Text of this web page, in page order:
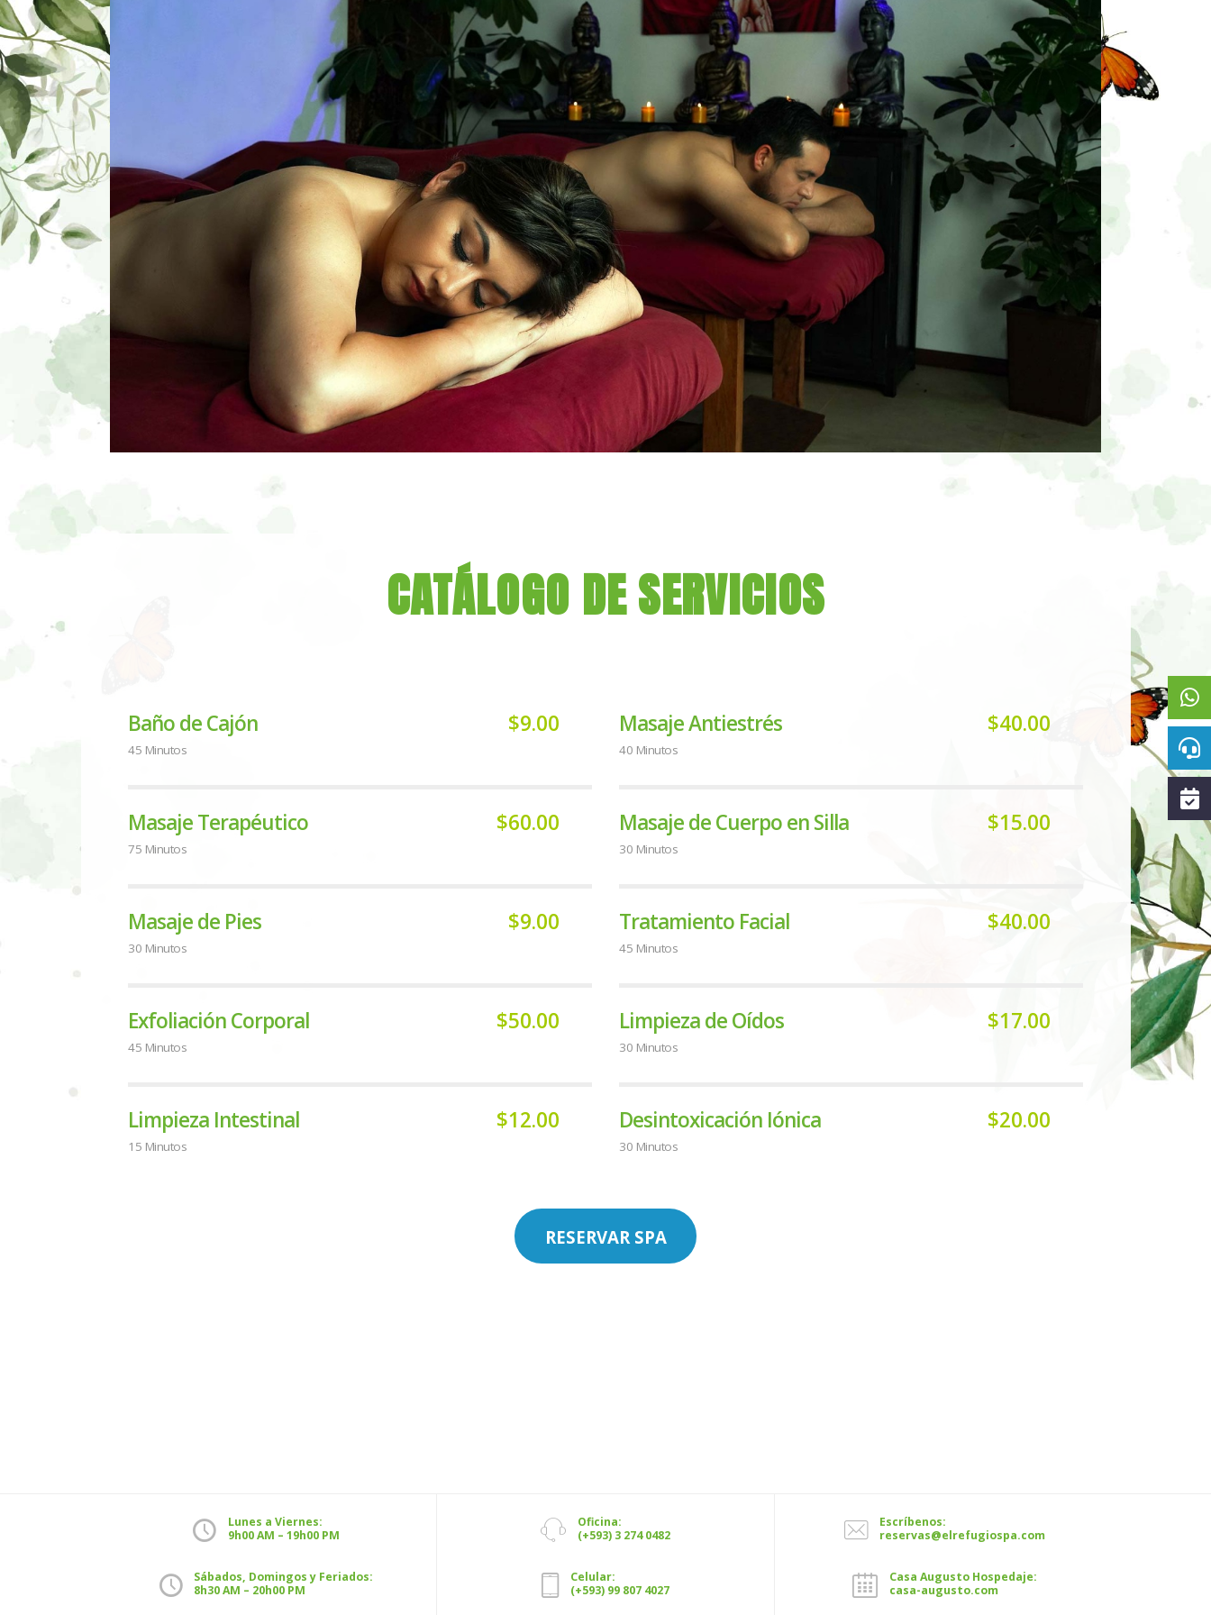
CATÁLOGO DE SERVICIOS
Baño de Cajón $9.00
45 Minutos
Masaje Antiestrés $40.00
40 Minutos
Masaje Terapéutico $60.00
75 Minutos
Masaje de Cuerpo en Silla $15.00
30 Minutos
Masaje de Pies $9.00
30 Minutos
Tratamiento Facial $40.00
45 Minutos
Exfoliación Corporal $50.00
45 Minutos
Limpieza de Oídos $17.00
30 Minutos
Limpieza Intestinal $12.00
15 Minutos
Desintoxicación Iónica $20.00
30 Minutos
RESERVAR SPA
Lunes a Viernes:
9h00 AM – 19h00 PM
Sábados, Domingos y Feriados:
8h30 AM – 20h00 PM
Oficina:
(+593) 3 274 0482
Celular:
(+593) 99 807 4027
Escríbenos:
reservas@elrefugiospa.com
Casa Augusto Hospedaje:
casa-augusto.com